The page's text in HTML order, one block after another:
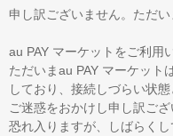
申し訳ございません。ただ
au PAY マーケットをご利用
ただいまau PAY マーケット
しており、接続しづらい状態
ご迷惑をおかけし申し訳ござ
恐れ入りますが、しばらく